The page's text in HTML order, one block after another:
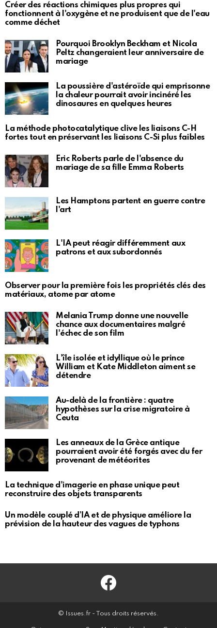
Créer des réactions chimiques plus propres qui
fonctionnent à l'oxygène et ne produisent que de l'eau
comme déchet
Pourquoi Brooklyn Beckham et Nicola
Peltz changeraient leur anniversaire de
mariage
La poussière d'astéroïde qui emprisonne
la chaleur pourrait avoir incinéré les
dinosaures en quelques heures
La méthode photocatalytique clive les liaisons C-H
fortes tout en préservant les liaisons C-Si plus faibles
Eric Roberts parle de l'absence du
mariage de sa fille Emma Roberts
Les Hamptons partent en guerre contre
l'art
L'IA peut réagir différemment aux
patrons et aux subordonnés
Observer pour la première fois les propriétés clés des
matériaux, atome par atome
Melania Trump donne une nouvelle
chance aux documentaires malgré
l'échec de son film
L'île isolée et idyllique où le prince
William et Kate Middleton aiment se
détendre
Au-delà de la frontière : quatre
hypothèses sur la crise migratoire à
Ceuta
Les anneaux de la Grèce antique
pourraient avoir été forgés avec du fer
provenant de météorites
La technique d'imagerie en phase unique peut
reconstruire des objets transparents
Un modèle couplé d’IA et de physique améliore la
prévision de la hauteur des vagues de typhons
Facebook
© Issues.fr - Tous droits réservés.